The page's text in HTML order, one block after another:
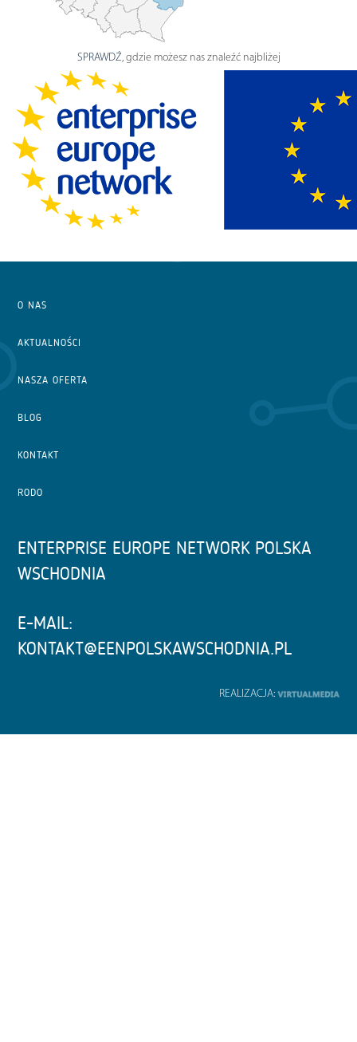
SPRAWDŹ, gdzie możesz nas znaleźć najbliżej
O NAS
AKTUALNOŚCI
NASZA OFERTA
BLOG
KONTAKT
RODO
ENTERPRISE EUROPE NETWORK POLSKA
WSCHODNIA
E-MAIL:
KONTAKT@EENPOLSKAWSCHODNIA.PL
REALIZACJA: